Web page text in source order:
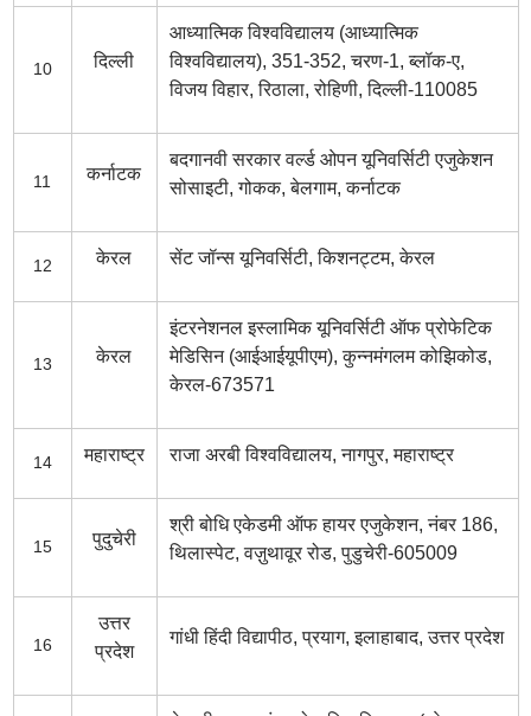
10 दिल्ली
आध्यात्मिक विश्वविद्यालय (आध्यात्मिक
विश्वविद्यालय), 351-352, चरण-1, ब्लॉक-ए,
विजय विहार, रिठाला, रोहिणी, दिल्ली-110085
11 कर्नाटक
बदगानवी सरकार वर्ल्ड ओपन यूनिवर्सिटी एजुकेशन
सोसाइटी, गोकक, बेलगाम, कर्नाटक
12 केरल सेंट जॉन्स यूनिवर्सिटी, किशनट्टम, केरल
13 केरल
इंटरनेशनल इस्लामिक यूनिवर्सिटी ऑफ प्रोफेटिक
मेडिसिन (आईआईयूपीएम), कुन्नमंगलम कोझिकोड,
केरल-673571
14 महाराष्ट्र राजा अरबी विश्वविद्यालय, नागपुर, महाराष्ट्र
15 पुदुचेरी
श्री बोधि एकेडमी ऑफ हायर एजुकेशन, नंबर 186,
थिलास्पेट, वज़ुथावूर रोड, पुडुचेरी-605009
16
उत्तर
प्रदेश
गांधी हिंदी विद्यापीठ, प्रयाग, इलाहाबाद, उत्तर प्रदेश